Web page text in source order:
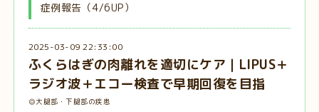
症例報告（4/6UP）
2025-03-09 22:33:00
ふくらはぎの肉離れを適切にケア｜LIPUS＋
ラジオ波＋エコー検査で早期回復を目指
◎大腿部・下腿部の疾患